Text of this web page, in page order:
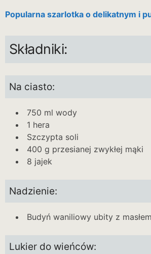
Popularna szarlotka o delikatnym i
Składniki:
Na ciasto:
750 ml wody
1 hera
Szczypta soli
400 g przesianej zwykłej mąki
8 jajek
Nadzienie:
Budyń waniliowy ubity z masłem
Lukier do wieńców: